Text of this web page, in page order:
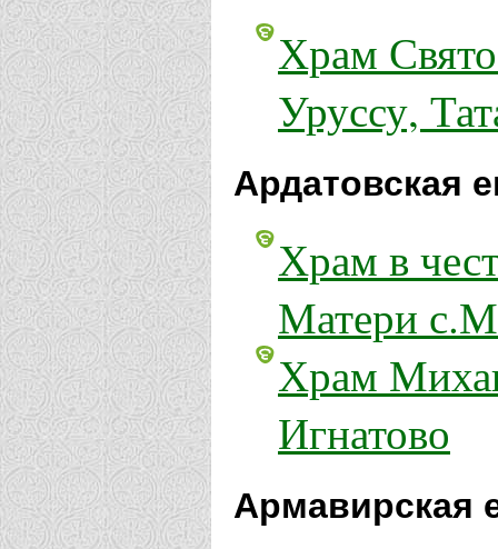
Храм
Уруссу,
Ардатовская
Храм в
Матери
Храм
Игнатово
Армавирская